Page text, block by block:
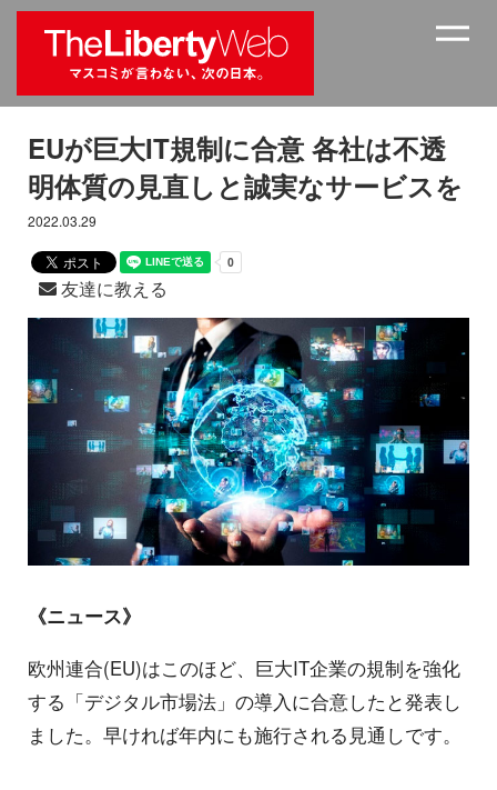
EUが巨大IT規制に合意 各社は不透
明体質の見直しと誠実なサービスを
2022.03.29
友達に教える
《ニュース》
欧州連合(EU)はこのほど、巨大IT企業の規制を強化
する「デジタル市場法」の導入に合意したと発表し
ました。早ければ年内にも施行される見通しです。